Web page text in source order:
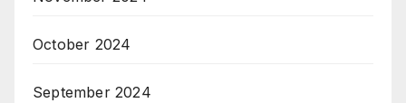
October 2024
September 2024